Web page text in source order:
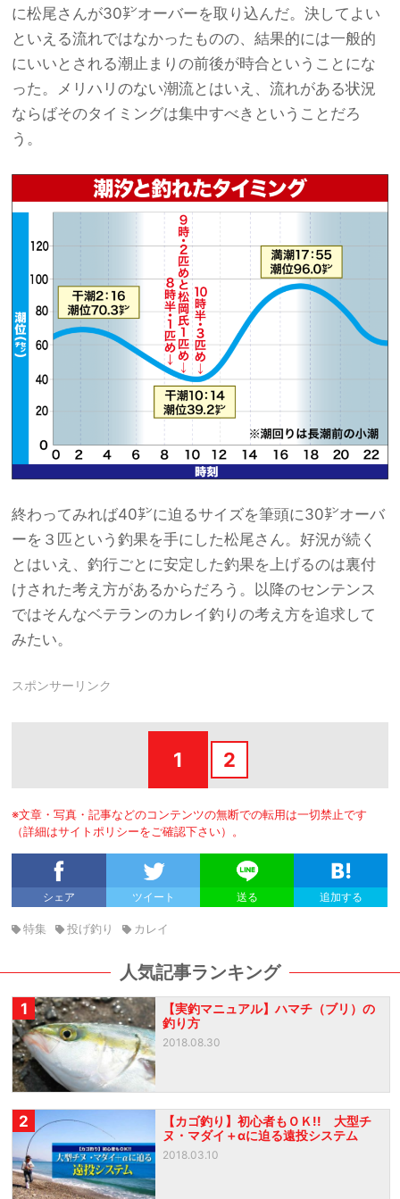
に松尾さんが30㌢オーバーを取り込んだ。決してよい
といえる流れではなかったものの、結果的には一般的
にいいとされる潮止まりの前後が時合ということにな
った。メリハリのない潮流とはいえ、流れがある状況
ならばそのタイミングは集中すべきということだろ
う。
終わってみれば40㌢に迫るサイズを筆頭に30㌢オーバ
ーを３匹という釣果を手にした松尾さん。好況が続く
とはいえ、釣行ごとに安定した釣果を上げるのは裏付
けされた考え方があるからだろう。以降のセンテンス
ではそんなベテランのカレイ釣りの考え方を追求して
みたい。
スポンサーリンク
1 2
※文章・写真・記事などのコンテンツの無断での転用は一切禁止です
（詳細はサイトポリシーをご確認下さい）。
シェア ツイート 送る 追加する
特集 投げ釣り カレイ
人気記事ランキング
1
【実釣マニュアル】ハマチ（ブリ）の
釣り方
2018.08.30
2
【カゴ釣り】初心者もＯＫ!! 大型チ
ヌ・マダイ＋αに迫る遠投システム
2018.03.10